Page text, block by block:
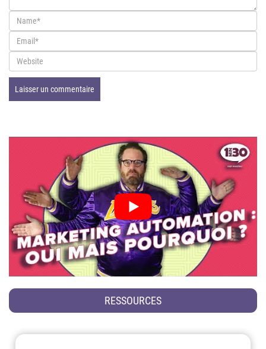
RESSOURCES